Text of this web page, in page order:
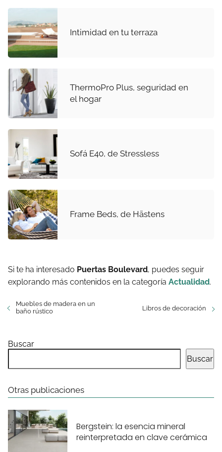
Intimidad en tu terraza
ThermoPro Plus, seguridad en
el hogar
Sofá E40, de Stressless
Frame Beds, de Hästens
Si te ha interesado Puertas Boulevard, puedes seguir
explorando más contenidos en la categoría Actualidad.
Muebles de madera en un
baño rústico
Libros de decoración
Buscar
Buscar
Otras publicaciones
Bergstein: la esencia mineral
reinterpretada en clave cerámica